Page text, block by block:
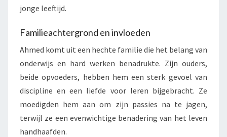
jonge leeftijd.
Familieachtergrond en invloeden
Ahmed komt uit een hechte familie die het belang van
onderwijs en hard werken benadrukte. Zijn ouders,
beide opvoeders, hebben hem een sterk gevoel van
discipline en een liefde voor leren bijgebracht. Ze
moedigden hem aan om zijn passies na te jagen,
terwijl ze een evenwichtige benadering van het leven
handhaafden.